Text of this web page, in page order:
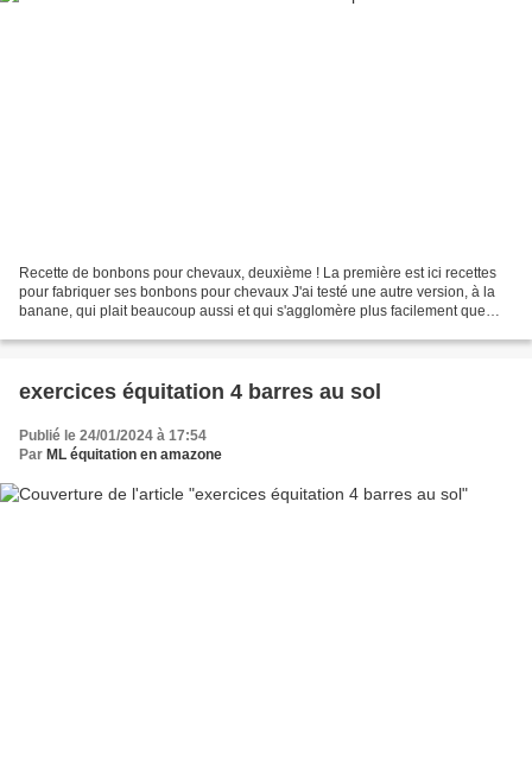
Recette de bonbons pour chevaux, deuxième ! La première est ici recettes
pour fabriquer ses bonbons pour chevaux J'ai testé une autre version, à la
banane, qui plait beaucoup aussi et qui s'agglomère plus facilement que
exercices équitation 4 barres au sol
Publié le 24/01/2024 à 17:54
Par ML équitation en amazone